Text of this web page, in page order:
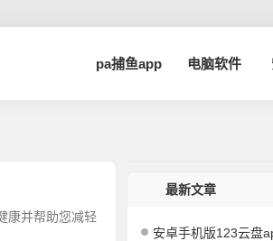
pa捕鱼app 电脑软件
康并帮助您减轻
最新文章
安卓手机版123云盘